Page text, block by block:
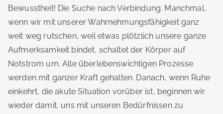
Bewusstheit! Die Suche nach Verbindung. Manchmal,
wenn wir mit unserer Wahrnehmungsfähigkeit ganz
weit weg rutschen, weil etwas plötzlich unsere ganze
Aufmerksamkeit bindet, schaltet der Körper auf
Notstrom um. Alle überlebenswichtigen Prozesse
werden mit ganzer Kraft gehalten. Danach, wenn Ruhe
einkehrt, die akute Situation vorüber ist, beginnen wir
wieder damit, uns mit unseren Bedürfnissen zu